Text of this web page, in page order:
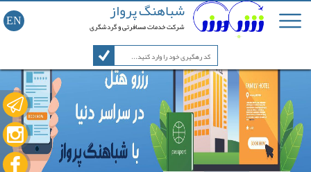
EN شباهنگ پرواز
شرکت خدمات مسافرتی و گردشگری